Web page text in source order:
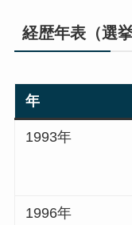
経歴年表（選
年
1993年
1996年